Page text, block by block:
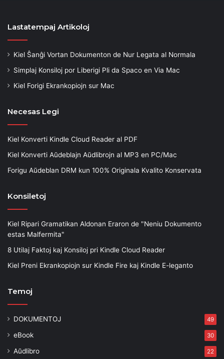
Lastatempaj Artikoloj
Kiel Ŝanĝi Vortan Dokumenton de Nur Legata al Normala
Simplaj Konsiloj por Liberigi Pli da Spaco en Via Mac
Kiel Forigi Ekrankopiojn sur Mac
Necesas Legi
Kiel Konverti Kindle Cloud Reader al PDF
Kiel Konverti Aŭdeblajn Aŭdlibrojn al MP3 en PC/Mac
Forigu Aŭdeblan DRM kun 100% Originala Kvalito Konservata
Konsiletoj
Kiel Ripari Gramatikan Aldonan Eraron de "Neniu Dokumento
estas Malfermita"
8 Utilaj Faktoj kaj Konsiloj pri Kindle Cloud Reader
Kiel Preni Ekrankopiojn sur Kindle Fire kaj Kindle E-leganto
Temoj
DOKUMENTOJ 49
eBook 30
Aŭdlibro 22